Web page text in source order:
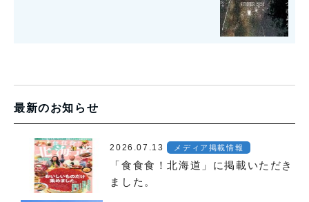
最新のお知らせ
2026.07.13 メディア掲載情報
「食食食！北海道」に掲載いただき
ました。